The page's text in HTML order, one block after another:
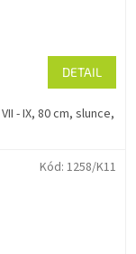
DETAIL
- IX, 80 cm, slunce,
Kód: 1258/K11